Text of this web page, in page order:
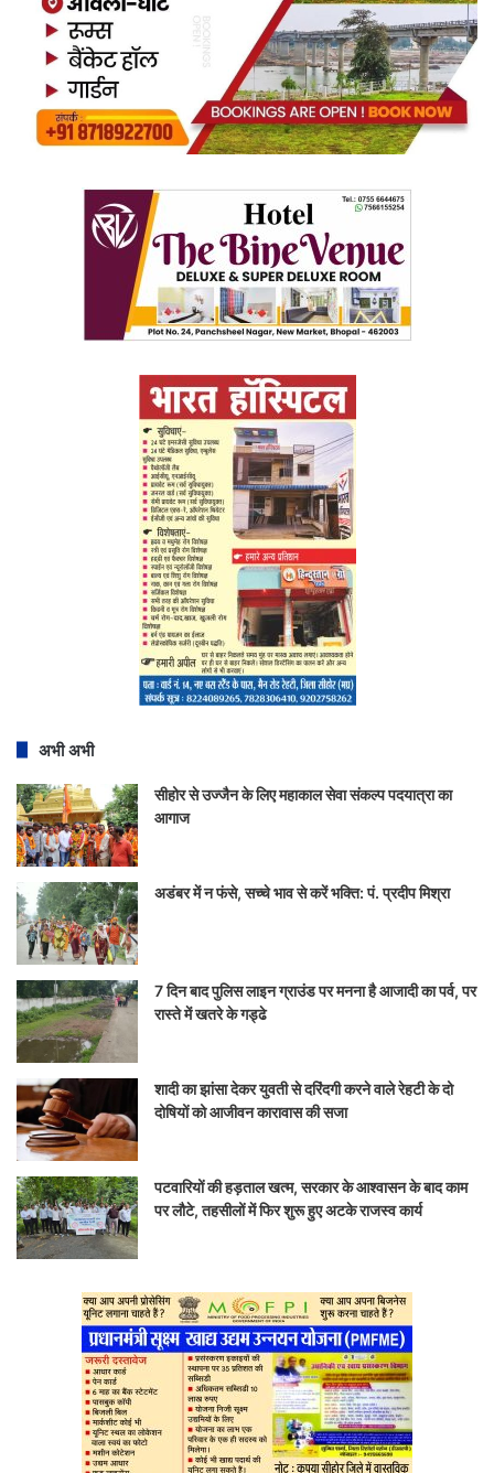
अभी अभी
सीहोर से उज्जैन के लिए महाकाल सेवा संकल्प पदयात्रा का
आगाज
अडंबर में न फंसे, सच्चे भाव से करें भक्ति: पं. प्रदीप मिश्रा
7 दिन बाद पुलिस लाइन ग्राउंड पर मनना है आजादी का पर्व, पर
रास्ते में खतरे के गड्ढे
शादी का झांसा देकर युवती से दरिंदगी करने वाले रेहटी के दो
दोषियों को आजीवन कारावास की सजा
पटवारियों की हड़ताल खत्म, सरकार के आश्वासन के बाद काम
पर लौटे, तहसीलों में फिर शुरू हुए अटके राजस्व कार्य